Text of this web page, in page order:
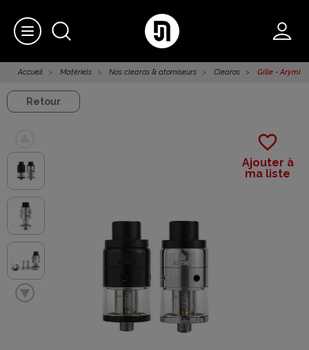
Accueil Matériels Nos clearos & atomiseurs Clearos Gille - Arymi
Retour
favorite_border
Ajouter à
ma liste